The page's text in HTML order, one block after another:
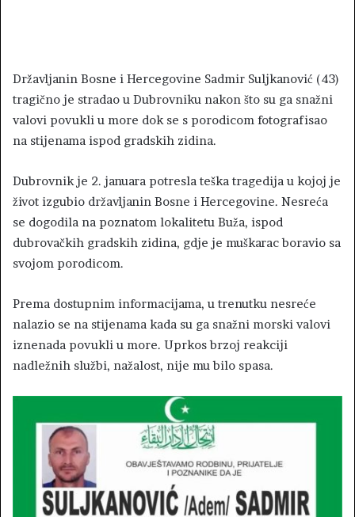
Državljanin Bosne i Hercegovine Sadmir Suljkanović (43)
tragično je stradao u Dubrovniku nakon što su ga snažni
valovi povukli u more dok se s porodicom fotografisao
na stijenama ispod gradskih zidina.
Dubrovnik je 2. januara potresla teška tragedija u kojoj je
život izgubio državljanin Bosne i Hercegovine. Nesreća
se dogodila na poznatom lokalitetu Buža, ispod
dubrovačkih gradskih zidina, gdje je muškarac boravio sa
svojom porodicom.
Prema dostupnim informacijama, u trenutku nesreće
nalazio se na stijenama kada su ga snažni morski valovi
iznenada povukli u more. Uprkos brzoj reakciji
nadležnih službi, nažalost, nije mu bilo spasa.